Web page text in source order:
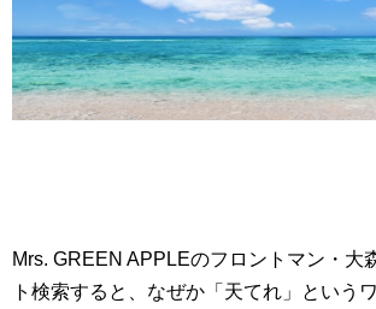
Mrs. GREEN APPLEのフロントマン・大
ト検索すると、なぜか「天てれ」という